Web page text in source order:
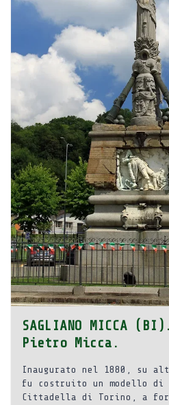
SAGLIANO MICCA
Pietro Micca.
Inaugurato nel 1880, su
fu costruito un modello di
Cittadella di Torino, a